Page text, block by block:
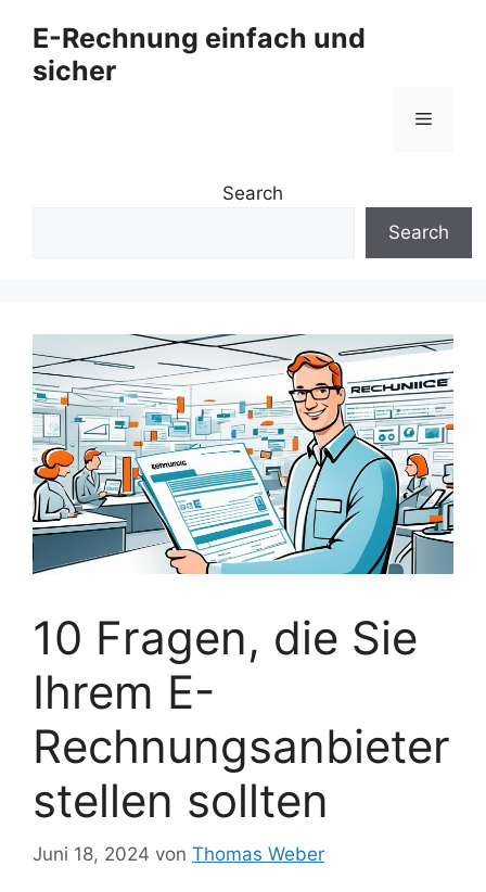
Inhalt
springen
E-Rechnung einfach und
sicher
Menü
Search
Search
10 Fragen, die Sie
Ihrem E-
Rechnungsanbieter
stellen sollten
Juni 18, 2024 von Thomas Weber